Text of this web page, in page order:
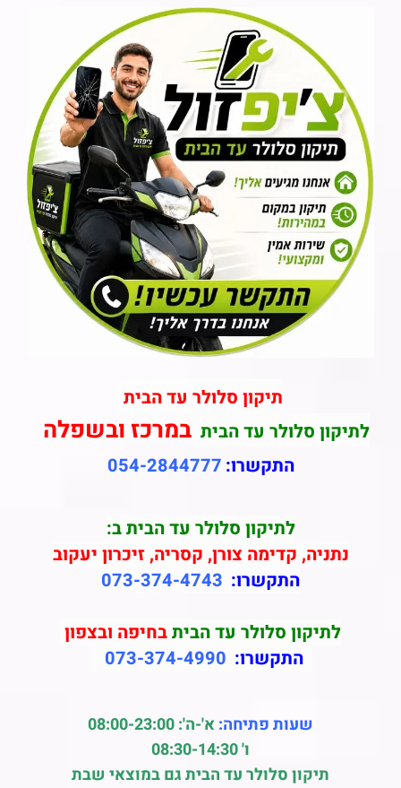
תיקון סלולר עד הבית
לתיקון סלולר עד הביתבמרכז ובשפלה
התקשרו: 054-2844777
לתיקון סלולר עד הבית ב:
נתניה, קדימה צורן, קסריה, זיכרון יעקוב
התקשרו: 073-374-4743
לתיקון סלולר עד הביתבחיפה ובצפון
התקשרו: 073-374-4990
שעות פתיחה:א'-ה': 08:00-23:00
ו' 08:30-14:30
תיקון סלולר עד הבית גם במוצאי שבת